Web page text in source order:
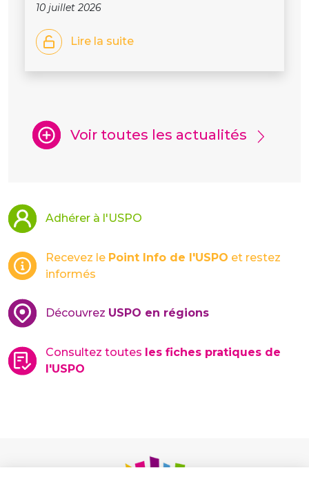
10 juillet 2026
Lire la suite
Voir toutes les actualités
Adhérer à l'USPO
Recevez le Point Info de l'USPO et restez
informés
Découvrez USPO en régions
Consultez toutes les fiches pratiques de
l'USPO